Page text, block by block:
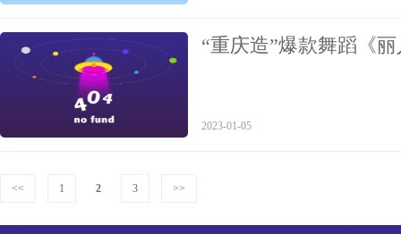
“重庆造”爆款舞蹈《
2023-01-05
<< 1 2 3 >>